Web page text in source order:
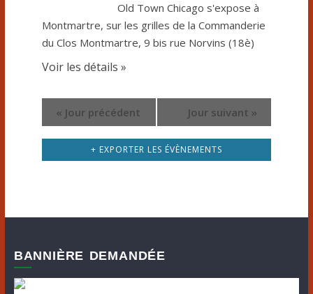
t
i
o
d
e
v
u
É
è
n
è
n
e
m
e
e
v
u
e
s
é
è
e
Old Town Chicago s'expose à
Montmartre, sur les grilles de la Commanderie
du Clos Montmartre, 9 bis rue Norvins (18è)
Voir les détails »
« Jour précédent Jour suivant »
+ EXPORTER LES ÉVÈNEMENTS
BANNIÈRE DEMANDÉE